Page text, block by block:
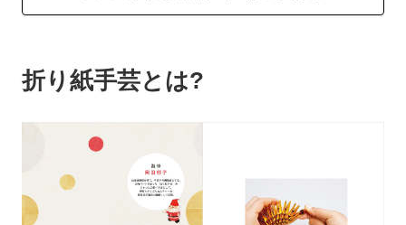
折り紙手芸とは?